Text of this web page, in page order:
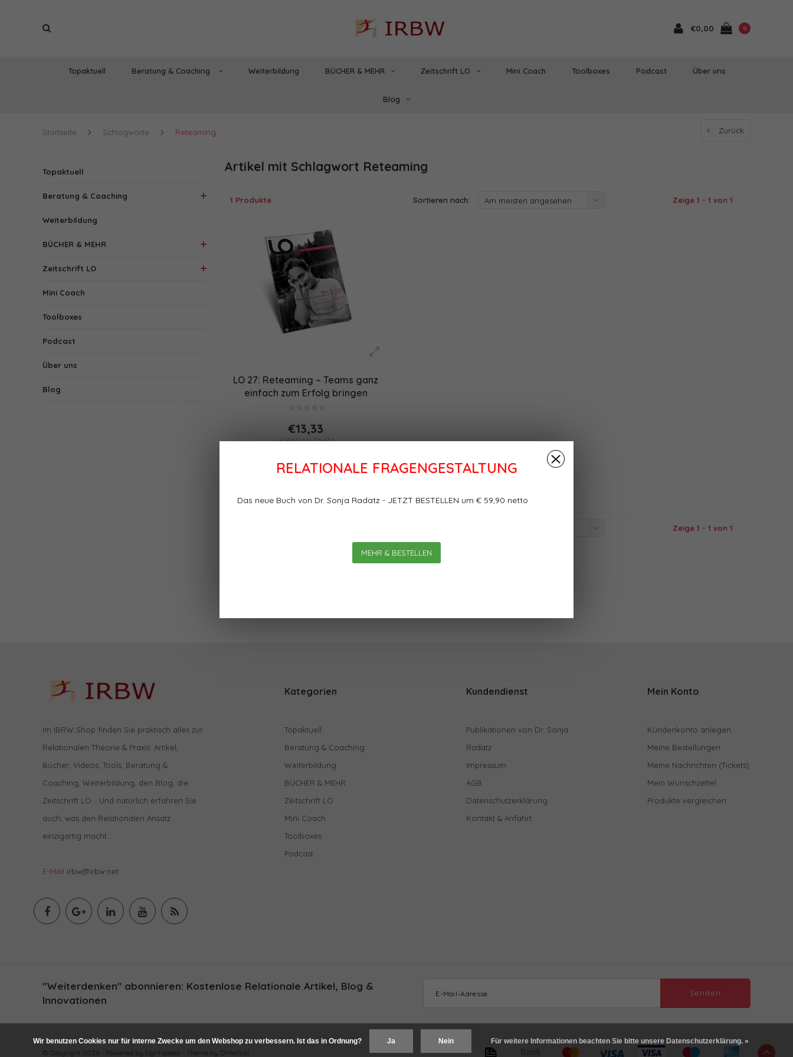
RELATIONALE FRAGENGESTALTUNG
Das neue Buch von Dr. Sonja Radatz - JETZT BESTELLEN um € 59,90 netto
MEHR & BESTELLEN
€0,00 0
Topaktuell Beratung & Coaching Weiterbildung BÜCHER & MEHR Zeitschrift LO Mini Coach Toolboxes Podcast Über uns
Blog
Startseite Schlagworte Reteaming Zurück
Topaktuell
Beratung & Coaching
Weiterbildung
BÜCHER & MEHR
Zeitschrift LO
Mini Coach
Toolboxes
Podcast
Über uns
Blog
Artikel mit Schlagwort Reteaming
1 Produkte Sortieren nach: Am meisten angesehen Zeige 1 - 1 von 1
LO 27: Reteaming – Teams ganz
einfach zum Erfolg bringen
€13,33
(€14,66 Inkl. MwSt.)
Zeige 1 - 1 von 1
Im IBRW Shop finden Sie praktisch alles zur
Relationalen Theorie & Praxis: Artikel,
Bücher, Videos, Tools, Beratung &
Coaching, Weiterbildung, den Blog, die
Zeitschrift LO… Und natürlich erfahren Sie
auch, was den Relationalen Ansatz
einzigartig macht.
E-Mail irbw@irbw.net
Kategorien
Topaktuell
Beratung & Coaching
Weiterbildung
BÜCHER & MEHR
Zeitschrift LO
Mini Coach
Toolboxes
Podcast
Kundendienst
Publikationen von Dr. Sonja
Radatz
Impressum
AGB
Datenschutzerklärung
Kontakt & Anfahrt
Mein Konto
Kundenkonto anlegen
Meine Bestellungen
Meine Nachrichten (Tickets)
Mein Wunschzettel
Produkte vergleichen
"Weiterdenken" abonnieren: Kostenlose Relationale Artikel, Blog &
Innovationen
Senden
© Copyright 2026 - Powered by Lightspeed - Theme by DMWS.nl
Wir benutzen Cookies nur für interne Zwecke um den Webshop zu verbessern. Ist das in Ordnung? Ja Nein Für weitere Informationen beachten Sie bitte unsere Datenschutzerklärung. »